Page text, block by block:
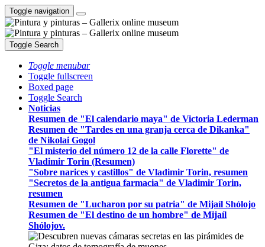
Toggle navigation
Toggle Search
Toggle menubar
Toggle fullscreen
Boxed page
Toggle Search
Noticias
Resumen de "El calendario maya" de Victoria Lederman
Resumen de "Tardes en una granja cerca de Dikanka"
de Nikolai Gogol
"El misterio del número 12 de la calle Florette" de
Vladimir Torin (Resumen)
"Sobre narices y castillos" de Vladimir Torin, resumen
"Secretos de la antigua farmacia" de Vladimir Torin,
resumen
Resumen de "Lucharon por su patria" de Mijaíl Shólojo
Resumen de "El destino de un hombre" de Mijaíl
Shólojov.